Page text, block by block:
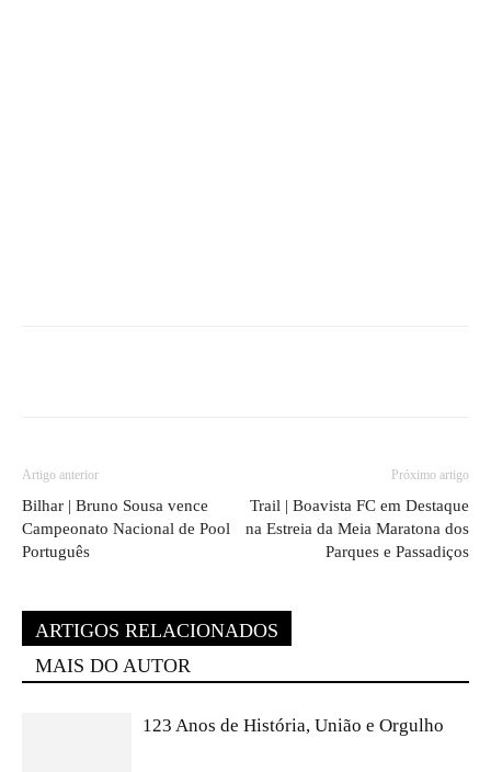
Artigo anterior
Bilhar | Bruno Sousa vence
Campeonato Nacional de Pool
Português
Próximo artigo
Trail | Boavista FC em Destaque
na Estreia da Meia Maratona dos
Parques e Passadiços
ARTIGOS RELACIONADOS
MAIS DO AUTOR
123 Anos de História, União e Orgulho